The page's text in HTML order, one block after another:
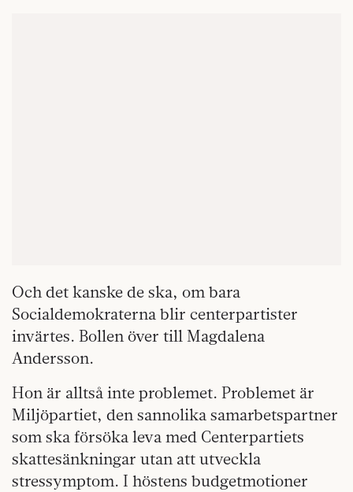
Och det kanske de ska, om bara
Socialdemokraterna blir centerpartister
invärtes. Bollen över till Magdalena
Andersson.
Hon är alltså inte problemet. Problemet är
Miljöpartiet, den sannolika samarbetspartner
som ska försöka leva med Centerpartiets
skattesänkningar utan att utveckla
stressymptom. I höstens budgetmotioner